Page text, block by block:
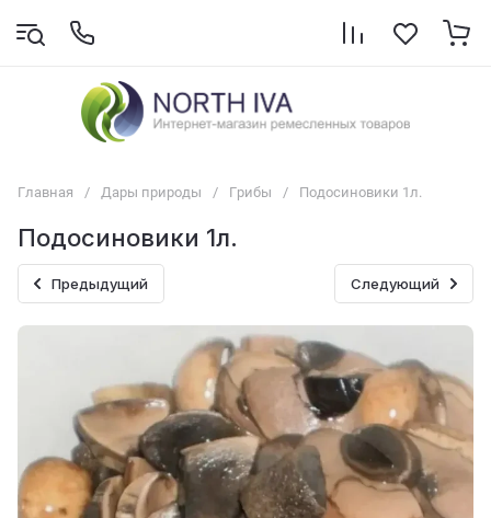
Главная / Дары природы / Грибы / Подосиновики 1л.
Подосиновики 1л.
Предыдущий Следующий